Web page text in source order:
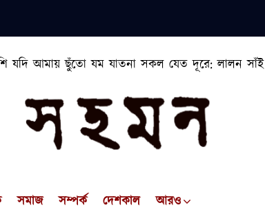
যদি আমায় ছুঁতো যম যাতনা সকল যেত দূরে: লালন সাঁই
সমাজ সম্পর্ক দেশকাল আরও